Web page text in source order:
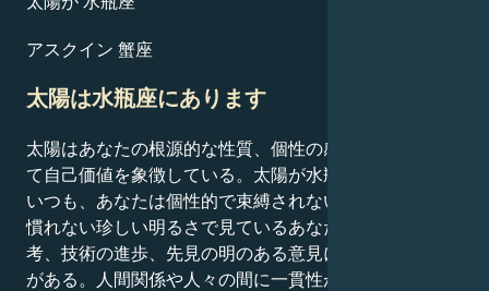
アスクイン 蟹座
太陽は水瓶座にあります
太陽はあなたの根源的な性質、個性の感覚、個性、そし
て自己価値を象徴している。太陽が水瓶座にあるときは
いつも、あなたは個性的で束縛されない。常に社会を見
慣れない珍しい明るさで見ているあなたは、創造的思
考、技術の進歩、先見の明のある意見に直感的に親和性
がある。人間関係や人々の間に一貫性があることが、あ